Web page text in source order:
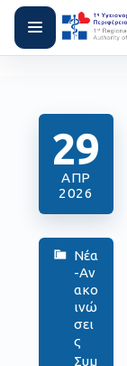
29
ΑΠΡ
2026
Νέα
-Αν
ακο
ινώ
σει
ς
Συμ